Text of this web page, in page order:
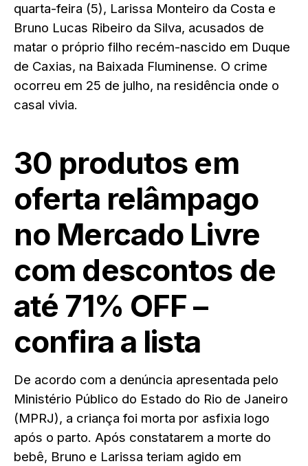
quarta-feira (5), Larissa Monteiro da Costa e
Bruno Lucas Ribeiro da Silva, acusados de
matar o próprio filho recém-nascido em Duque
de Caxias, na Baixada Fluminense. O crime
ocorreu em 25 de julho, na residência onde o
casal vivia.
30 produtos em
oferta relâmpago
no Mercado Livre
com descontos de
até 71% OFF –
confira a lista
De acordo com a denúncia apresentada pelo
Ministério Público do Estado do Rio de Janeiro
(MPRJ), a criança foi morta por asfixia logo
após o parto. Após constatarem a morte do
bebê, Bruno e Larissa teriam agido em